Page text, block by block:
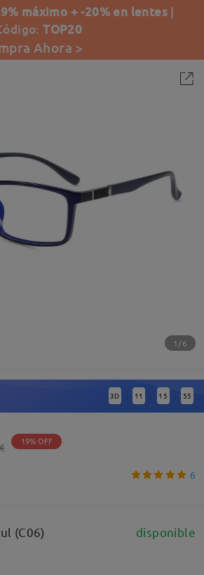
máximo + -20% en lentes |
TOP20
Ahora >
1/6
3D : 11 : 15 : 54
19% OFF
6
(C06) disponible